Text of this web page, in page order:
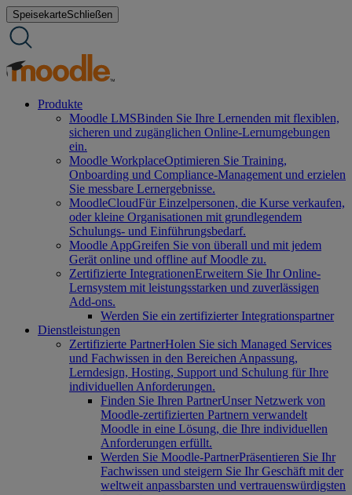
Zum
Inhalt
springen
SpeisekarteSchließen
Produkte
Moodle LMSBinden Sie Ihre Lernenden mit flexiblen,
sicheren und zugänglichen Online-Lernumgebungen
ein.
Moodle WorkplaceOptimieren Sie Training,
Onboarding und Compliance-Management und erzielen
Sie messbare Lernergebnisse.
MoodleCloudFür Einzelpersonen, die Kurse verkaufen,
oder kleine Organisationen mit grundlegendem
Schulungs- und Einführungsbedarf.
Moodle AppGreifen Sie von überall und mit jedem
Gerät online und offline auf Moodle zu.
Zertifizierte IntegrationenErweitern Sie Ihr Online-
Lernsystem mit leistungsstarken und zuverlässigen
Add-ons.
Werden Sie ein zertifizierter Integrationspartner
Dienstleistungen
Zertifizierte PartnerHolen Sie sich Managed Services
und Fachwissen in den Bereichen Anpassung,
Lerndesign, Hosting, Support und Schulung für Ihre
individuellen Anforderungen.
Finden Sie Ihren PartnerUnser Netzwerk von
Moodle-zertifizierten Partnern verwandelt
Moodle in eine Lösung, die Ihre individuellen
Anforderungen erfüllt.
Werden Sie Moodle-PartnerPräsentieren Sie Ihr
Fachwissen und steigern Sie Ihr Geschäft mit der
weltweit anpassbarsten und vertrauenswürdigsten